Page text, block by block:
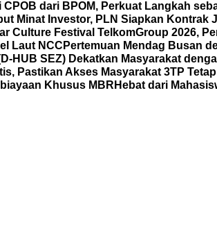
dari BPOM, Perkuat Langkah
Minat Investor, PLN Siapkan Kontrak
Culture Festival TelkomGroup 2026,
Laut NCC Pertemuan Mendag Busan
HUB SEZ) Dekatkan Masyarakat
Pastikan Akses Masyarakat 3TP
Khusus MBR Hebat dari